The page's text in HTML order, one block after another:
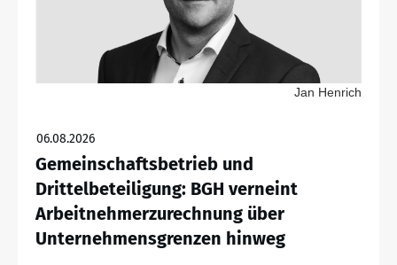
Jan Henrich
06.08.2026
Gemeinschaftsbetrieb und
Drittelbeteiligung: BGH verneint
Arbeitnehmerzurechnung über
Unternehmensgrenzen hinweg